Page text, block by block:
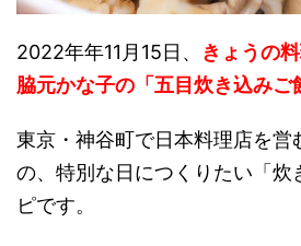
2022年年11月15日、 きょうの
脇元かな子の「五目炊き込みご
東京・神谷町で日本料理店を営
の、特別な日につくりたい「炊
ピです。